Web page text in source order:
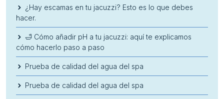
¿Hay escamas en tu jacuzzi? Esto es lo que debes
hacer.
🛁 Cómo añadir pH a tu jacuzzi: aquí te explicamos
cómo hacerlo paso a paso
Prueba de calidad del agua del spa
Prueba de calidad del agua del spa